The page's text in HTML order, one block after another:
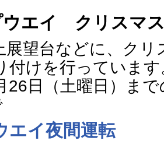
ウエイ クリスマ
望台などに、クリ
付けを行っています
26日（土曜日）ま
エイ夜間運転